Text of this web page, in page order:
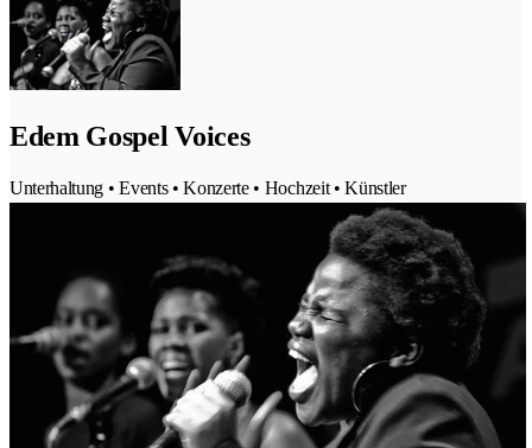
Edem Gospel Voices
Unterhaltung • Events • Konzerte • Hochzeit • Künstler